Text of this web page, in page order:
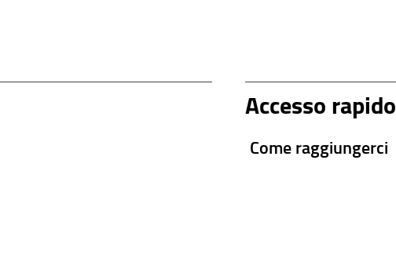
Accesso rapido
Come raggiungerci